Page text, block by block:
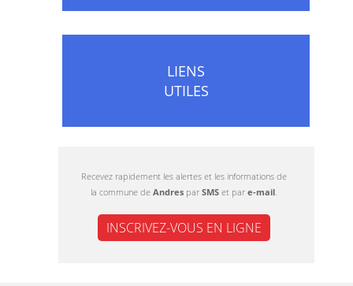
LIENS
UTILES
Recevez rapidement les alertes et les informations de
la commune de Andres par SMS et par e-mail.
INSCRIVEZ-VOUS EN LIGNE